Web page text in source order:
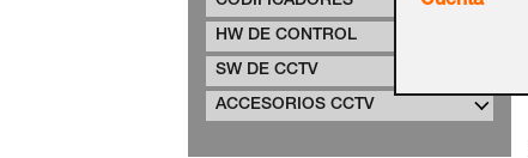
HW DE CONTROL
SW DE CCTV
ACCESORIOS CCTV